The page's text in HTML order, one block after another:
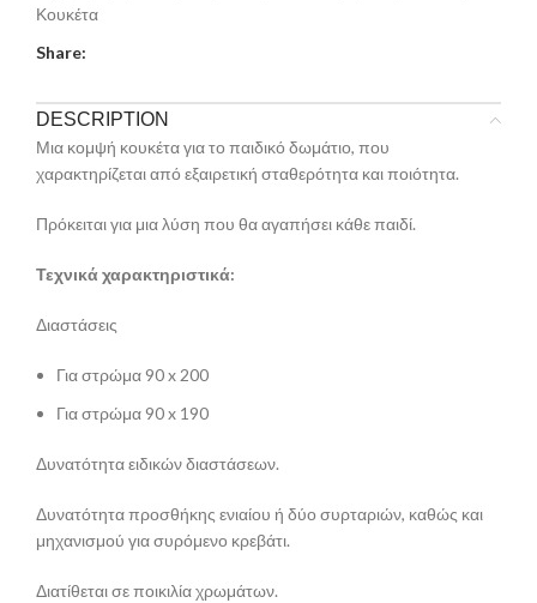
Κουκέτα
Share:
DESCRIPTION
Μια κομψή κουκέτα για το παιδικό δωμάτιο, που
χαρακτηρίζεται από εξαιρετική σταθερότητα και ποιότητα.
Πρόκειται για μια λύση που θα αγαπήσει κάθε παιδί.
Τεχνικά χαρακτηριστικά:
Διαστάσεις
Για στρώμα 90 x 200
Για στρώμα 90 x 190
Δυνατότητα ειδικών διαστάσεων.
Δυνατότητα προσθήκης ενιαίου ή δύο συρταριών, καθώς και
μηχανισμού για συρόμενο κρεβάτι.
Διατίθεται σε ποικιλία χρωμάτων.